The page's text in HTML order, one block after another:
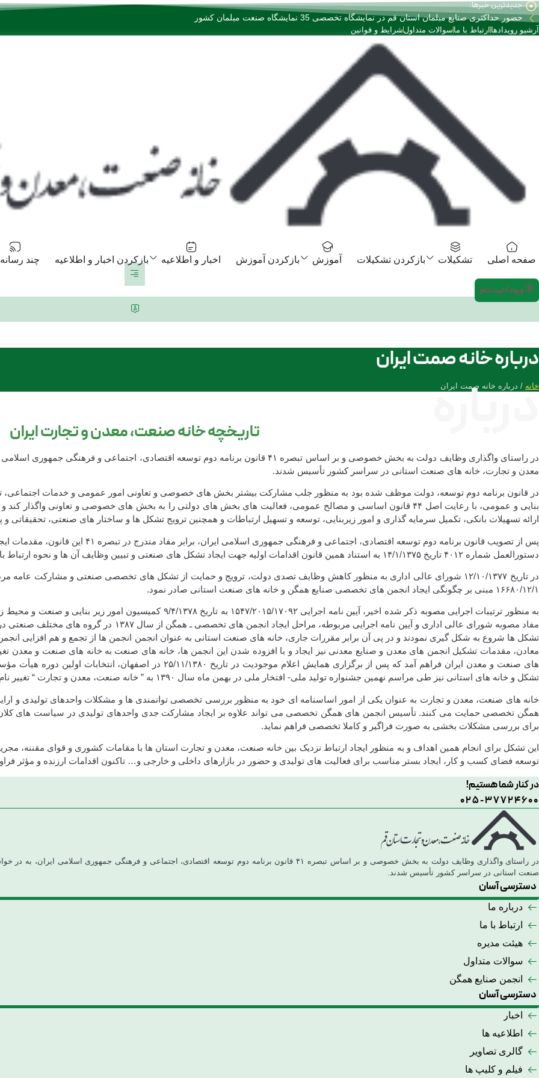
پرش
به
محتوا
جدیدترین خبرها:
حضور حداکثری صنایع مبلمان استان قم در نمایشگاه تخصصی 35 نمایشگاه صنعت مبلمان کشور
آرشیو رویدادها ارتباط با ما سوالات متداول شرایط و قوانین
صفحه اصلی تشکیلات بازکردن تشکیلات آموزش بازکردن آموزش اخبار و اطلاعیه بازکردن اخبار و اطلاعیه چند
ورود/ثبت نام
درباره خانه صمت ایران
خانه / درباره خانه صمت ایران
درباره تاریخچه خانه صنعت، معدن و تجارت ایران
در راستای واگذاری وظایف دولت به بخش خصوصی و بر اساس تبصره ۴۱ قانون برنامه دوم توسعه
معدن و تجارت، خانه های صنعت استانی در سراسر کشور تأسیس شدند.
در قانون برنامه دوم توسعه، دولت موظف شده بود به منظور جلب مشارکت بیشتر بخش های خصوصی و تعاونی امور عمومی و خدمات اجتماعی،
بنایی و عمومی، با رعایت اصل ۴۴ قانون اساسی و مصالح عمومی، فعالیت های بخش های دولتی را به بخش های خصوصی و تعاونی
ارائه تسهیلات بانکی، تکمیل سرمایه گذاری و امور زیربنایی، توسعه و تسهیل ارتباطات و همچنین ترویج تشکل ها و ساختار های صنعتی، تحقیقاتی و
پس از تصویب قانون برنامه دوم توسعه
دستورالعمل شماره ۴۰۱۲ تاریخ ۱۴/۱/۱۳۷۵ به استناد همین قانون اقدامات اولیه جهت ایجاد تشکل های صنعتی و تبیین وظایف آن ها و نحوه ارتباط با وزارت صنایع را آغاز نمود.
در تاریخ ۱۲/۱۰/۱۳۷۷ شورای عالی اداری به منظور کاهش وظایف تصدی دولت، ترویج و حمایت از تشکل های تخصصی صنعتی و مشارکت
۱۶۶۸۰/۱۲/۱ مبنی بر چگونگی ایجاد انجمن های تخصصی صنایع همگن و خانه های صنعت استانی صادر نمود.
به منظور ترتیبات اجرایی مصوبه ذکر شده اخیر، آیین نامه اجرایی ۱۵۴۷/
مفاد مصوبه شورای عالی اداری و آیین نامه اجرایی
تشکل ها شروع به شکل گیری نمودند و در پی آن برابر مقررات جاری، خانه های صنعت استانی به عنوان انجمن انجمن ها از تجمع و هم افزایی
تشکل و خانه های استانی نیز طی مراسم نهمین جشنواره تولید ملی- افتخار ملی در بهمن ماه سال ۱۳۹۰ به ” خانه صنعت، معدن و تجارت “ تغییر نام دادند.
خانه های صنعت، معدن و تجارت به عنوان یکی از امور اساسنامه ای خود به منظور بررسی تخصصی توانمندی ها و مشکلات واحدهای تولیدی و
همگن تخصصی حمایت می کنند. تأسیس انجمن های همگن تخصصی می تواند علاوه بر ایجاد مشارکت جدی واحدهای تولیدی در سیاست های کلان
برای بررسی مشکلات بخشی به صورت فراگیر و کاملا تخصصی فراهم نماید.
این تشکل برای انجام همین اهداف و به منظور ایجاد ارتباط نزدیک بین خانه صنعت، معدن و تجارت استان ها با مقامات کشوری و قوای مقننه،
توسعه فضای کسب و کار، ایجاد بستر مناسب برای فعالیت های تولیدی و حضور در بازارهای داخلی و خارجی و… تاکنون اقدامات ارزنده و مؤثر
در کنار شما هستیم!
025-37724600
در راستای واگذاری وظایف دولت به بخش خصوصی و بر اساس تبصره ۴۱ قانون برنامه دوم توسعه اقتصادی، اجتماعی و
صنعت استانی در سراسر کشور تأسیس شدند.
دسترسی آسان
درباره ما
ارتباط با ما
هیئت مدیره
سوالات متداول
انجمن صنایع همگن
دسترسی آسان
اخبار
اطلاعیه ها
گالری تصاویر
فیلم و کلیپ ها